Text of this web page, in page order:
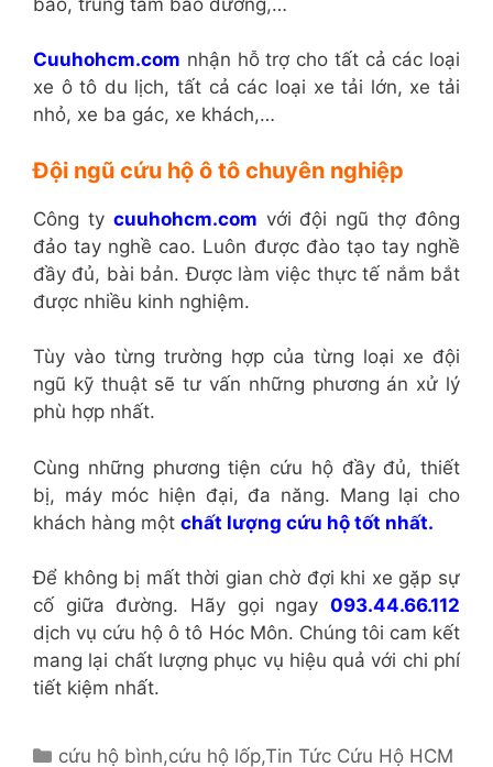
Cuuhohcm.com nhận hỗ trợ cho tất cả các loại
xe ô tô du lịch, tất cả các loại xe tải lớn, xe tải
nhỏ, xe ba gác, xe khách,…
Đội ngũ cứu hộ ô tô chuyên nghiệp
Công ty cuuhohcm.com với đội ngũ thợ đông
đảo tay nghề cao. Luôn được đào tạo tay nghề
đầy đủ, bài bản. Được làm việc thực tế nắm bắt
được nhiều kinh nghiệm.
Tùy vào từng trường hợp của từng loại xe đội
ngũ kỹ thuật sẽ tư vấn những phương án xử lý
phù hợp nhất.
Cùng những phương tiện cứu hộ đầy đủ, thiết
bị, máy móc hiện đại, đa năng. Mang lại cho
khách hàng một chất lượng cứu hộ tốt nhất.
Để không bị mất thời gian chờ đợi khi xe gặp sự
cố giữa đường. Hãy gọi ngay 093.44.66.112
dịch vụ cứu hộ ô tô Hóc Môn. Chúng tôi cam kết
mang lại chất lượng phục vụ hiệu quả với chi phí
tiết kiệm nhất.
Danh
cứu hộ bình,cứu hộ lốp,Tin Tức Cứu Hộ HCM